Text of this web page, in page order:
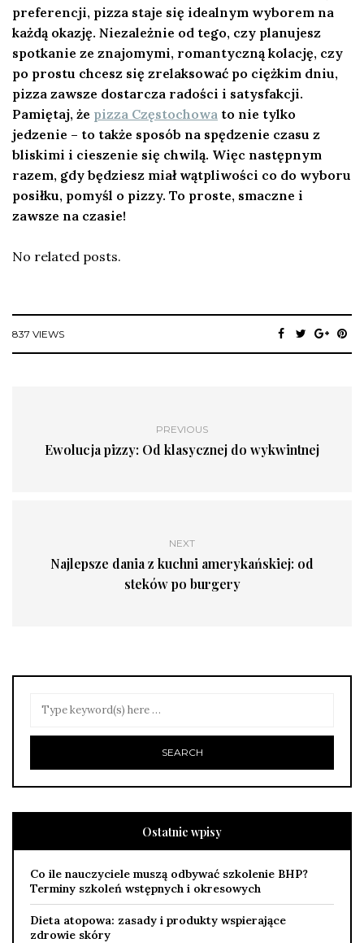
preferencji, pizza staje się idealnym wyborem na
każdą okazję. Niezależnie od tego, czy planujesz
spotkanie ze znajomymi, romantyczną kolację, czy
po prostu chcesz się zrelaksować po ciężkim dniu,
pizza zawsze dostarcza radości i satysfakcji.
Pamiętaj, że pizza Częstochowa to nie tylko
jedzenie – to także sposób na spędzenie czasu z
bliskimi i cieszenie się chwilą. Więc następnym
razem, gdy będziesz miał wątpliwości co do wyboru
posiłku, pomyśl o pizzy. To proste, smaczne i
zawsze na czasie!
No related posts.
837 VIEWS
PREVIOUS
Ewolucja pizzy: Od klasycznej do wykwintnej
NEXT
Najlepsze dania z kuchni amerykańskiej: od
steków po burgery
Ostatnie wpisy
Co ile nauczyciele muszą odbywać szkolenie BHP?
Terminy szkoleń wstępnych i okresowych
Dieta atopowa: zasady i produkty wspierające
zdrowie skóry